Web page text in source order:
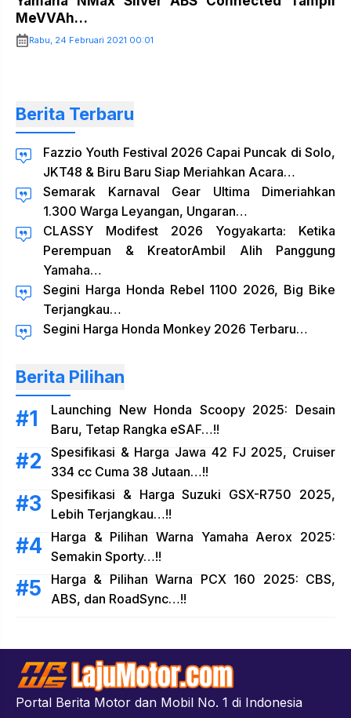
MeVVAh…
Rabu, 24 Februari 2021 00:01
Berita Terbaru
Fazzio Youth Festival 2026 Capai Puncak di Solo,
JKT48 & Biru Baru Siap Meriahkan Acara…
Semarak Karnaval Gear Ultima Dimeriahkan
1.300 Warga Leyangan, Ungaran…
CLASSY Modifest 2026 Yogyakarta: Ketika
Perempuan & KreatorAmbil Alih Panggung
Yamaha…
Segini Harga Honda Rebel 1100 2026, Big Bike
Terjangkau…
Segini Harga Honda Monkey 2026 Terbaru…
Berita Pilihan
Launching New Honda Scoopy 2025: Desain
Baru, Tetap Rangka eSAF…!!
Spesifikasi & Harga Jawa 42 FJ 2025, Cruiser
334 cc Cuma 38 Jutaan…!!
Spesifikasi & Harga Suzuki GSX-R750 2025,
Lebih Terjangkau…!!
Harga & Pilihan Warna Yamaha Aerox 2025:
Semakin Sporty…!!
Harga & Pilihan Warna PCX 160 2025: CBS,
ABS, dan RoadSync…!!
Portal Berita Motor dan Mobil No. 1 di Indonesia